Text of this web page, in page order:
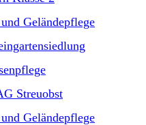
Geländepflege
Streuobst
Geländepflege